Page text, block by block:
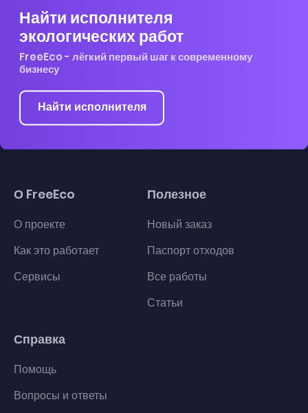
Найти исполнителя
экологических работ
FreeEco - лёгкий первый шаг к современному
бизнесу
Найти исполнителя
О FreeEco
О проекте
Как это работает
Сервисы
Полезное
Новый заказ
Паспорт отходов
Все работы
Статьи
Справка
Помощь
Вопросы и ответы